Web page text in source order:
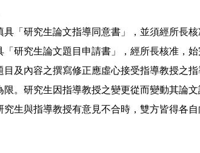
「研究生論文指導同意書」，並須經所長
研究生論文題目申請書」，經所長核准，
及內容之撰寫修正應虛心接受指導教授之
。研究生因指導教授之變更從而變動其論
生與指導教授有意見不合時，雙方皆得各自